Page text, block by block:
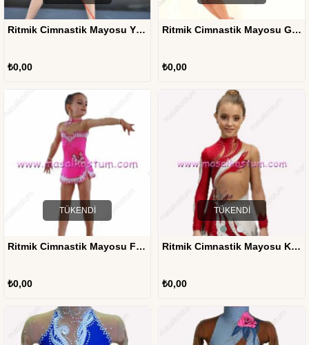
Ritmik Cimnastik Mayosu Yıldızlar RJM-01
₺0,00
Ritmik Cimnastik Mayosu Gül RJM-03
₺0,00
TÜKENDI
Ritmik Cimnastik Mayosu Fırfırlı RJM-11
₺0,00
TÜKENDI
Ritmik Cimnastik Mayosu Kırmızı Kelebek RJM-05
₺0,00